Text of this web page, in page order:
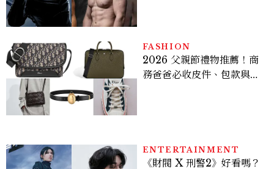
FASHION
2026 父親節禮物推薦！商
務爸爸必收皮件、包款與鞋
ENTERTAINMENT
《財閥 X 刑警2》好看嗎？